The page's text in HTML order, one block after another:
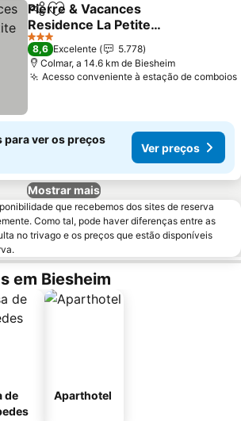
PartilharAdicionar aos favoritos
Pierre & Vacances
Residence La Petite
Venise
3 Estrelas
8,6 Excelente
5.778
Colmar, a 14.6 km de Biesheim
Acesso conveniente à estação de comboios
para ver os preços
Ver preços
Mostrar mais
que recebemos dos sites de reserva
Como tal, pode haver diferenças entre as
no trivago e os preços que estão disponíveis
em Biesheim
de
Aparthotel